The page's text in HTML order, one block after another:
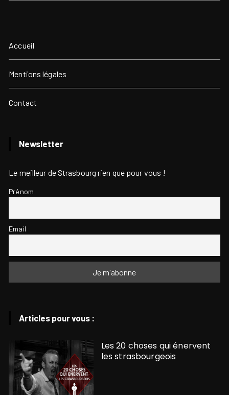
Accueil
Mentions légales
Contact
Newsletter
Le meilleur de Strasbourg rien que pour vous !
Prénom
Email
Articles pour vous :
Les 20 choses qui énervent
les strasbourgeois